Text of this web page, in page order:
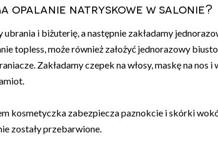
opalanie natryskowe w salonie?
i biżuterię, a następnie zakładamy
topless, może również założyć jednorazowy
Zakładamy czepek na włosy, maskę na nos
kosmetyczka zabezpiecza paznokcie i skórki
zostały przebarwione.